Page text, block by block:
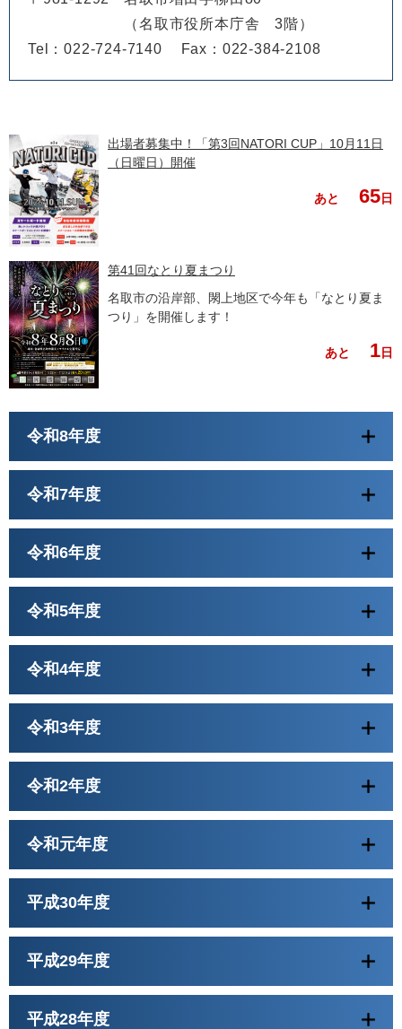
（名取市役所本庁舎 3階）
Tel：022-724-7140
Fax：022-384-2108
出場者募集中！「第3回NATORI CUP」10月11日
（日曜日）開催
あと 65日
第41回なとり夏まつり
名取市の沿岸部、閖上地区で今年も「なとり夏ま
つり」を開催します！
あと 1日
令和8年度
令和7年度
令和6年度
令和5年度
令和4年度
令和3年度
令和2年度
令和元年度
平成30年度
平成29年度
平成28年度